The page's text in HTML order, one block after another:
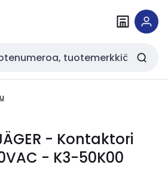
- Kontaktori
- K3-50K00